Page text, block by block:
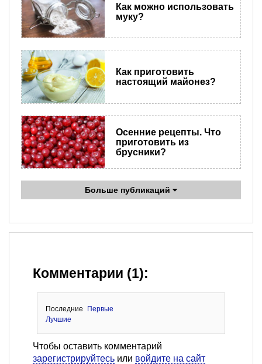
Как можно использовать
муку?
Как приготовить
настоящий майонез?
​Осенние рецепты. Что
приготовить из
брусники?
Больше публикаций
Комментарии (1):
Последние
Первые
Лучшие
Чтобы оставить комментарий
зарегистрируйтесь или войдите на сайт